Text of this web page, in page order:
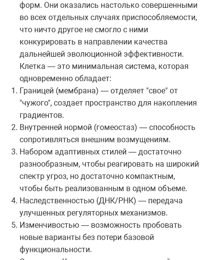
форм. Они оказались настолько совершенными
во всех отдельных случаях приспособляемости,
что ничто другое не смогло с ними
конкурировать в направлении качества
дальнейшей эволюционной эффективности.
Клетка — это минимальная система, которая
одновременно обладает:
Границей (мембрана) — отделяет "свое" от
"чужого", создает пространство для накопления
градиентов.
Внутренней нормой (гомеостаз) — способность
сопротивляться внешним возмущениям.
Набором адаптивных стилей — достаточно
разнообразным, чтобы реагировать на широкий
спектр угроз, но достаточно компактным,
чтобы быть реализованным в одном объеме.
Наследственностью (ДНК/РНК) — передача
улучшенных регуляторных механизмов.
Изменчивостью — возможность пробовать
новые варианты без потери базовой
функциональности.